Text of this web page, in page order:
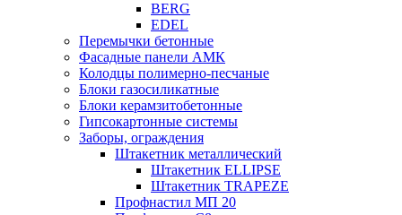
BERG
EDEL
Перемычки бетонные
Фасадные панели АМК
Колодцы полимерно-песчаные
Блоки газосиликатные
Блоки керамзитобетонные
Гипсокартонные системы
Заборы, ограждения
Штакетник металлический
Штакетник ELLIPSE
Штакетник TRAPEZE
Профнастил МП 20